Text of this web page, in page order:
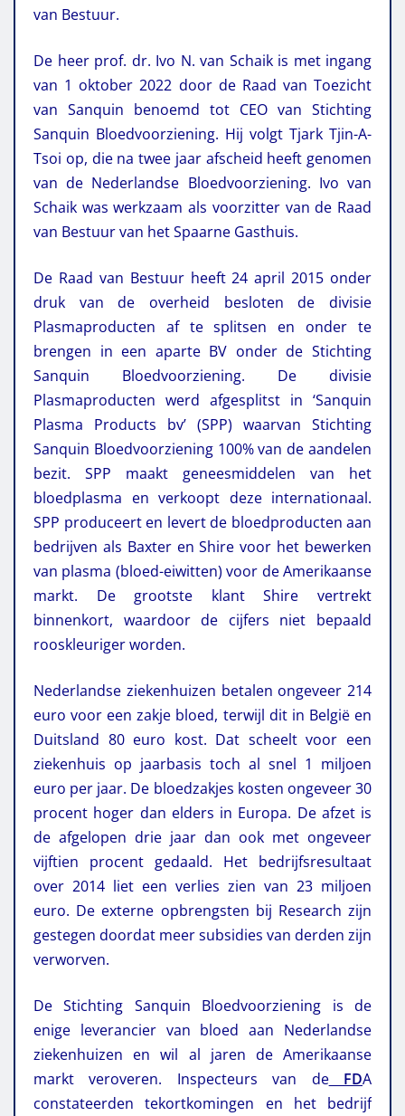
van Bestuur.
De heer prof. dr. Ivo N. van Schaik is met ingang
van 1 oktober 2022 door de Raad van Toezicht
van Sanquin benoemd tot CEO van Stichting
Sanquin Bloedvoorziening. Hij volgt Tjark Tjin-A-
Tsoi op, die na twee jaar afscheid heeft genomen
van de Nederlandse Bloedvoorziening. Ivo van
Schaik was werkzaam als voorzitter van de Raad
van Bestuur van het Spaarne Gasthuis.
De Raad van Bestuur heeft 24 april 2015 onder
druk van de overheid besloten de divisie
Plasmaproducten af te splitsen en onder te
brengen in een aparte BV onder de Stichting
Sanquin Bloedvoorziening. De divisie
Plasmaproducten werd afgesplitst in ‘Sanquin
Plasma Products bv’ (SPP) waarvan Stichting
Sanquin Bloedvoorziening 100% van de aandelen
bezit. SPP maakt geneesmiddelen van het
bloedplasma en verkoopt deze internationaal.
SPP produceert en levert de bloedproducten aan
bedrijven als Baxter en Shire voor het bewerken
van plasma (bloed-eiwitten) voor de Amerikaanse
markt. De grootste klant Shire vertrekt
binnenkort, waardoor de cijfers niet bepaald
rooskleuriger worden.
Nederlandse ziekenhuizen betalen ongeveer 214
euro voor een zakje bloed, terwijl dit in België en
Duitsland 80 euro kost. Dat scheelt voor een
ziekenhuis op jaarbasis toch al snel 1 miljoen
euro per jaar. De bloedzakjes kosten ongeveer 30
procent hoger dan elders in Europa. De afzet is
de afgelopen drie jaar dan ook met ongeveer
vijftien procent gedaald. Het bedrijfsresultaat
over 2014 liet een verlies zien van 23 miljoen
euro. De externe opbrengsten bij Research zijn
gestegen doordat meer subsidies van derden zijn
verworven.
De Stichting Sanquin Bloedvoorziening is de
enige leverancier van bloed aan Nederlandse
ziekenhuizen en wil al jaren de Amerikaanse
markt veroveren. Inspecteurs van deFDA
constateerden tekortkomingen en het bedrijf